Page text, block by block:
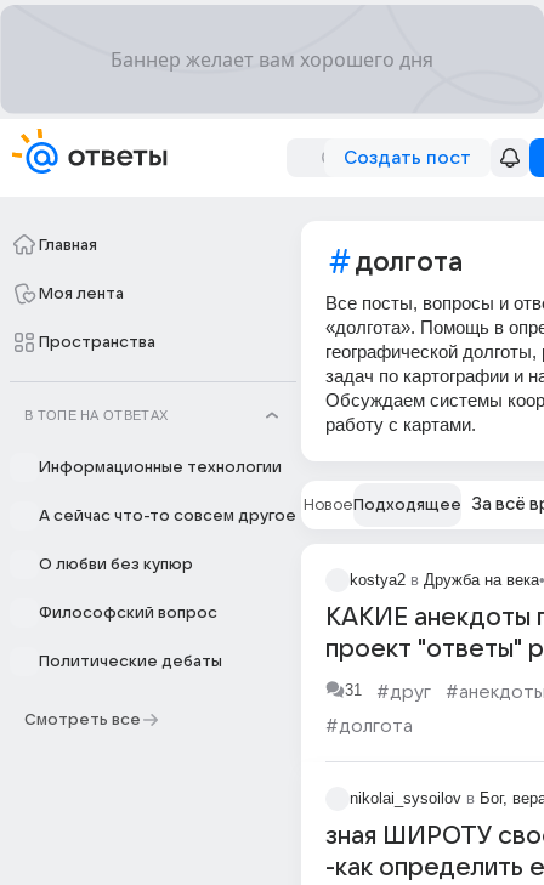
Создать пост
Главная
Моя лента
Пространства
В ТОПЕ НА ОТВЕТАХ
Информационные технологии
А сейчас что-то совсем другое
О любви без купюр
Философский вопрос
Политические дебаты
Смотреть все
долгота
Все посты, вопросы и
«долгота». Помощь в
географической
задач по картографии и
Обсуждаем системы
работу с картами.
Новое Подходящее За всё
kostya2 в Дружба на века•
КАКИЕ анекдоты
проект "ответы"
31 #друг
#долгота
nikolai_sysoilov в Бог,
зная ШИРОТУ
-как определить